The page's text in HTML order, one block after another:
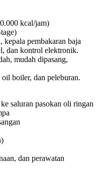
kcal/jam)
pembakaran baja
dan kontrol elektronik.
mudah dipasang,
boiler, dan peleburan.
saluran pasokan oli ringan
dan perawatan